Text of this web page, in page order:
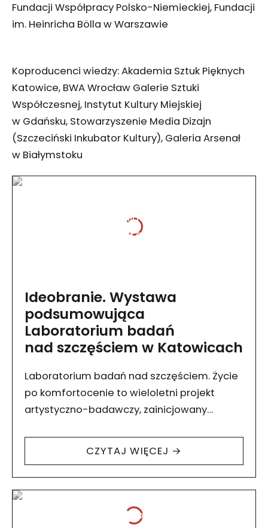
Fundacji Współpracy Polsko-Niemieckiej, Fundacji
im. Heinricha Bölla w Warszawie
Koproducenci wiedzy: Akademia Sztuk Pięknych
Katowice, BWA Wrocław Galerie Sztuki
Współczesnej, Instytut Kultury Miejskiej
w Gdańsku, Stowarzyszenie Media Dizajn
(Szczeciński Inkubator Kultury), Galeria Arsenał
w Białymstoku
Ideobranie. Wystawa
podsumowująca
Laboratorium badań
nad szczęściem w Katowicach
Laboratorium badań nad szczęściem. Życie
po komfortocenie to wieloletni projekt
artystyczno-badawczy, zainicjowany
Zmiana oraz Centrum Kultury i Urbanistyki
ZK/U z Berlina. 21 września…
CZYTAJ WIĘCEJ →